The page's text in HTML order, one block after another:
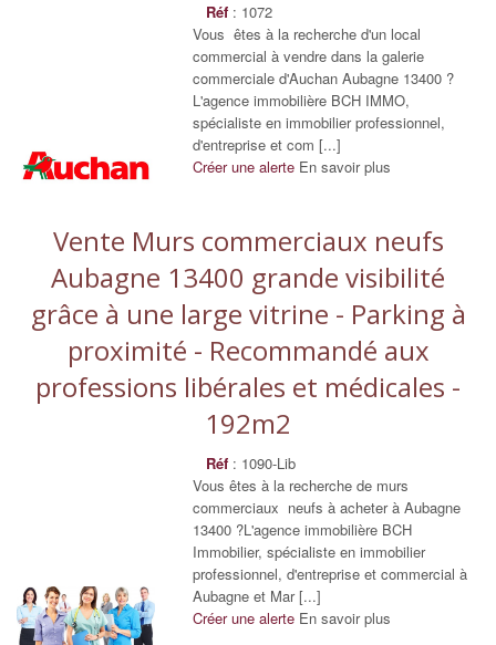
Réf : 1072
Vous êtes à la recherche d'un local
commercial à vendre dans la galerie
commerciale d'Auchan Aubagne 13400 ?
L'agence immobilière BCH IMMO,
spécialiste en immobilier professionnel,
d'entreprise et com [...]
Créer une alerte En savoir plus
Vente Murs commerciaux neufs
Aubagne 13400 grande visibilité
grâce à une large vitrine - Parking à
proximité - Recommandé aux
professions libérales et médicales -
192m2
Réf : 1090-Lib
Vous êtes à la recherche de murs
commerciaux neufs à acheter à Aubagne
13400 ?L'agence immobilière BCH
Immobilier, spécialiste en immobilier
professionnel, d'entreprise et commercial à
Aubagne et Mar [...]
Créer une alerte En savoir plus